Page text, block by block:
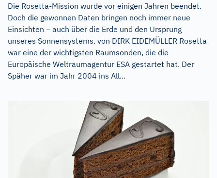
Die Rosetta-Mission wurde vor einigen Jahren beendet.
Doch die gewonnen Daten bringen noch immer neue
Einsichten – auch über die Erde und den Ursprung
unseres Sonnensystems. von DIRK EIDEMÜLLER Rosetta
war eine der wichtigsten Raumsonden, die die
Europäische Weltraumagentur ESA gestartet hat. Der
Späher war im Jahr 2004 ins All...